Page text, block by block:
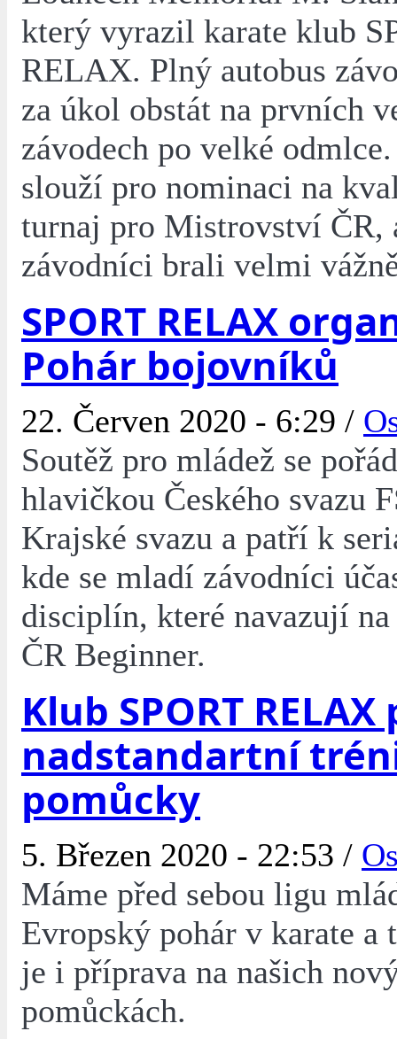
který vyrazil karate klub
RELAX. Plný autobus
za úkol obstát na prvních
závodech po velké
slouží pro nominaci na
turnaj pro Mistrovství ČR,
závodníci brali velmi
SPORT RELAX
Pohár bojovníků
22. Červen 2020 - 6:29 /
Soutěž pro mládež se
hlavičkou Českého svazu
Krajské svazu a patří k
kde se mladí závodníci
disciplín, které navazují
ČR Beginner.
Klub SPORT
nadstandartní
pomůcky
5. Březen 2020 - 22:53 /
Máme před sebou ligu
Evropský pohár v karate a
je i příprava na našich
pomůckách.